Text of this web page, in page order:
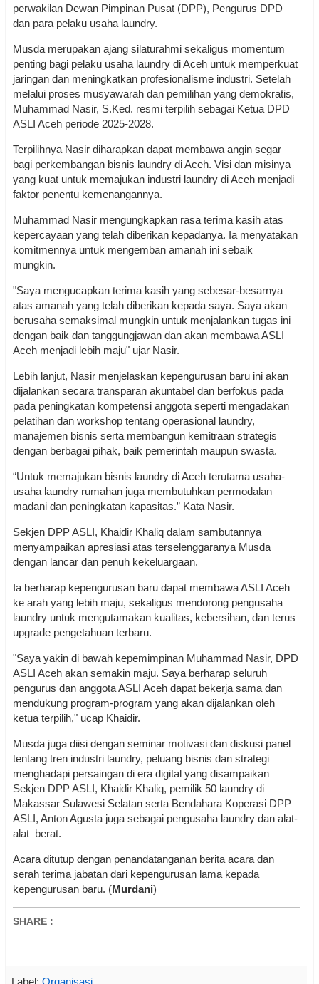
perwakilan Dewan Pimpinan Pusat (DPP), Pengurus DPD
dan para pelaku usaha laundry.
Musda merupakan ajang silaturahmi sekaligus momentum
penting bagi pelaku usaha laundry di Aceh untuk memperkuat
jaringan dan meningkatkan profesionalisme industri. Setelah
melalui proses musyawarah dan pemilihan yang demokratis,
Muhammad Nasir, S.Ked. resmi terpilih sebagai Ketua DPD
ASLI Aceh periode 2025-2028.
Terpilihnya Nasir diharapkan dapat membawa angin segar
bagi perkembangan bisnis laundry di Aceh. Visi dan misinya
yang kuat untuk memajukan industri laundry di Aceh menjadi
faktor penentu kemenangannya.
Muhammad Nasir mengungkapkan rasa terima kasih atas
kepercayaan yang telah diberikan kepadanya. Ia menyatakan
komitmennya untuk mengemban amanah ini sebaik
mungkin.
"Saya mengucapkan terima kasih yang sebesar-besarnya
atas amanah yang telah diberikan kepada saya. Saya akan
berusaha semaksimal mungkin untuk menjalankan tugas ini
dengan baik dan tanggungjawan dan akan membawa ASLI
Aceh menjadi lebih maju" ujar Nasir.
Lebih lanjut, Nasir menjelaskan kepengurusan baru ini akan
dijalankan secara transparan akuntabel dan berfokus pada
pada peningkatan kompetensi anggota seperti mengadakan
pelatihan dan workshop tentang operasional laundry,
manajemen bisnis serta membangun kemitraan strategis
dengan berbagai pihak, baik pemerintah maupun swasta.
“Untuk memajukan bisnis laundry di Aceh terutama usaha-
usaha laundry rumahan juga membutuhkan permodalan
madani dan peningkatan kapasitas.” Kata Nasir.
Sekjen DPP ASLI, Khaidir Khaliq dalam sambutannya
menyampaikan apresiasi atas terselenggaranya Musda
dengan lancar dan penuh kekeluargaan.
Ia berharap kepengurusan baru dapat membawa ASLI Aceh
ke arah yang lebih maju, sekaligus mendorong pengusaha
laundry untuk mengutamakan kualitas, kebersihan, dan terus
upgrade pengetahuan terbaru.
"Saya yakin di bawah kepemimpinan Muhammad Nasir, DPD
ASLI Aceh akan semakin maju. Saya berharap seluruh
pengurus dan anggota ASLI Aceh dapat bekerja sama dan
mendukung program-program yang akan dijalankan oleh
ketua terpilih," ucap Khaidir.
Musda juga diisi dengan seminar motivasi dan diskusi panel
tentang tren industri laundry, peluang bisnis dan strategi
menghadapi persaingan di era digital yang disampaikan
Sekjen DPP ASLI, Khaidir Khaliq, pemilik 50 laundry di
Makassar Sulawesi Selatan serta Bendahara Koperasi DPP
ASLI, Anton Agusta juga sebagai pengusaha laundry dan alat-
alat berat.
Acara ditutup dengan penandatanganan berita acara dan
serah terima jabatan dari kepengurusan lama kepada
kepengurusan baru. (Murdani)
SHARE :